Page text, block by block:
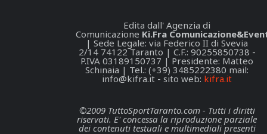
Edita dall' Agenzia di
Comunicazione Ki.Fra
| Sede Legale: via Federico II di Svevia
2/14 74122 Taranto | C.F.: 90255850738 -
P.IVA 03189150737 | Presidente: Matteo
Schinaia | Tel.: (+39) 3485222380 mail:
info@kifra.it - sito web: kifra.it
©2009 TuttoSportTaranto.com - Tutti i diritti
riservati. E' concessa la riproduzione parziale
dei contenuti testuali e multimediali presenti